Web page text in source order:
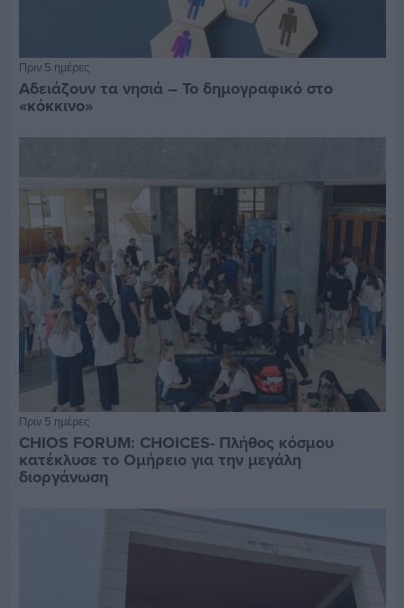
Πριν 5 ημέρες
Αδειάζουν τα νησιά – Το δημογραφικό στο
«κόκκινο»
Πριν 5 ημέρες
CHIOS FORUM: CHOICES- Πλήθος κόσμου
κατέκλυσε το Ομήρειο για την μεγάλη
διοργάνωση